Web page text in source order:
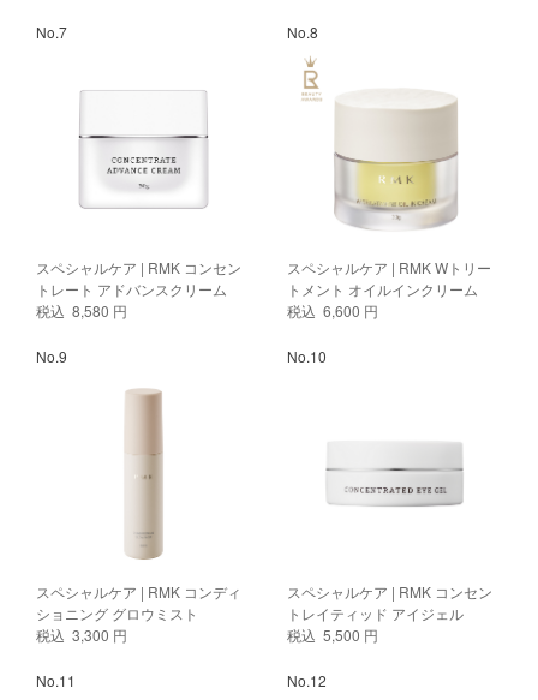
No.7
スペシャルケア | RMK コンセン
トレート アドバンスクリーム
税込 8,580 円
No.8
スペシャルケア | RMK Wトリー
トメント オイルインクリーム
税込 6,600 円
No.9
スペシャルケア | RMK コンディ
ショニング グロウミスト
税込 3,300 円
No.10
スペシャルケア | RMK コンセン
トレイティッド アイジェル
税込 5,500 円
No.11 No.12